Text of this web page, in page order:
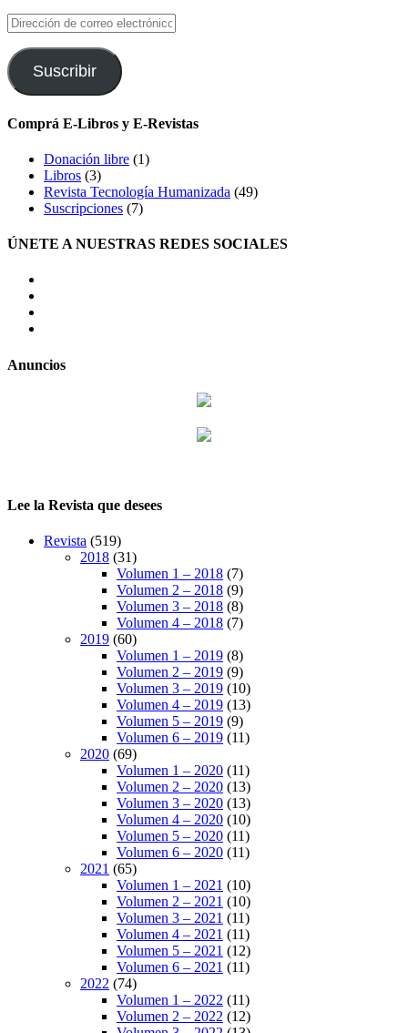
Dirección
de
correo
electrónico
Suscribir
Comprá E-Libros y E-Revistas
Donación libre (1)
Libros (3)
Revista Tecnología Humanizada (49)
Suscripciones (7)
ÚNETE A NUESTRAS REDES SOCIALES
Anuncios
Lee la Revista que desees
Revista (519)
2018 (31)
Volumen 1 – 2018 (7)
Volumen 2 – 2018 (9)
Volumen 3 – 2018 (8)
Volumen 4 – 2018 (7)
2019 (60)
Volumen 1 – 2019 (8)
Volumen 2 – 2019 (9)
Volumen 3 – 2019 (10)
Volumen 4 – 2019 (13)
Volumen 5 – 2019 (9)
Volumen 6 – 2019 (11)
2020 (69)
Volumen 1 – 2020 (11)
Volumen 2 – 2020 (13)
Volumen 3 – 2020 (13)
Volumen 4 – 2020 (10)
Volumen 5 – 2020 (11)
Volumen 6 – 2020 (11)
2021 (65)
Volumen 1 – 2021 (10)
Volumen 2 – 2021 (10)
Volumen 3 – 2021 (11)
Volumen 4 – 2021 (11)
Volumen 5 – 2021 (12)
Volumen 6 – 2021 (11)
2022 (74)
Volumen 1 – 2022 (11)
Volumen 2 – 2022 (12)